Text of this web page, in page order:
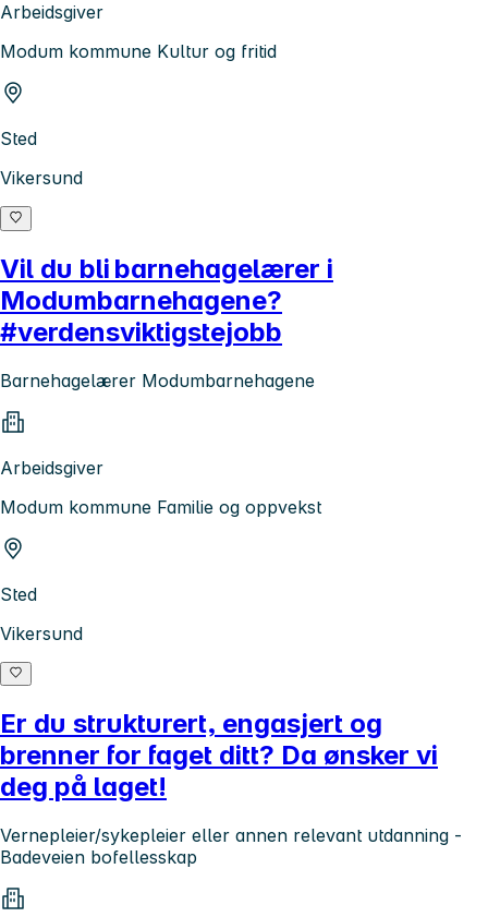
Arbeidsgiver
Modum kommune Kultur og fritid
Sted
Vikersund
Vil du bli barnehagelærer i
Modumbarnehagene?
#verdensviktigstejobb
Barnehagelærer Modumbarnehagene
Arbeidsgiver
Modum kommune Familie og oppvekst
Sted
Vikersund
Er du strukturert, engasjert og
brenner for faget ditt? Da ønsker vi
deg på laget!
Vernepleier/sykepleier eller annen relevant utdanning -
Badeveien bofellesskap